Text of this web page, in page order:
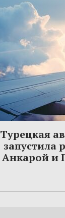
Турецкая
запустила
Анкарой и